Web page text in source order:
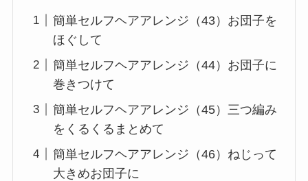
簡単セルフヘアアレンジ（43）お団子を
ほぐして
簡単セルフヘアアレンジ（44）お団子に
巻きつけて
簡単セルフヘアアレンジ（45）三つ編み
をくるくるまとめて
簡単セルフヘアアレンジ（46）ねじって
大きめお団子に